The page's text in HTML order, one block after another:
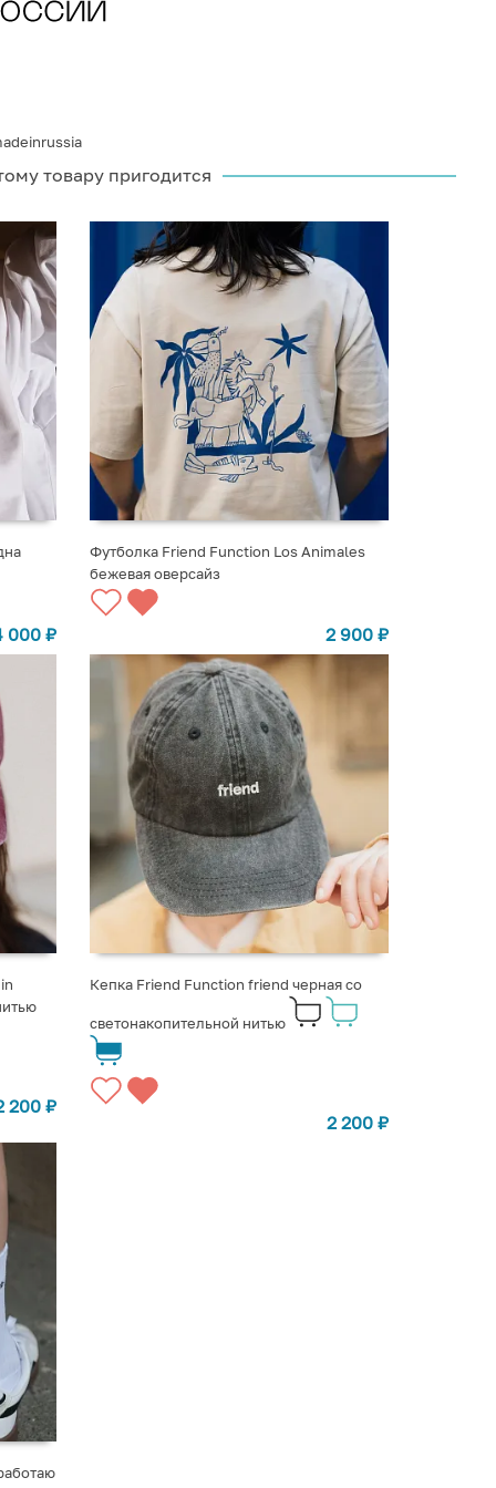
товару пригодится
000 ₽
ВЫБРАТЬ ВАРИАНТЫ
Футболка Friend Function Los Animales
бежевая оверсайз
2 900 ₽
200 ₽
Кепка Friend Function friend черная со
светонакопительной нитью
2 200 ₽